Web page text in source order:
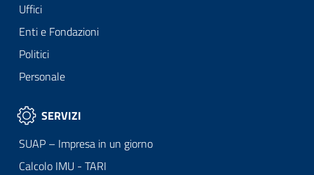
Uffici
Enti e Fondazioni
Politici
Personale
SERVIZI
SUAP – Impresa in un giorno
Calcolo IMU - TARI